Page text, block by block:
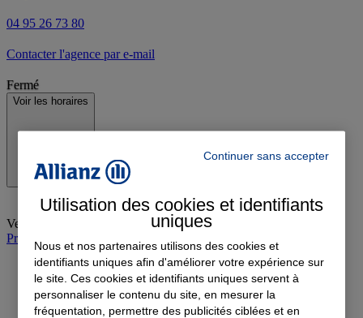
04 95 26 73 80
Contacter l'agence par e-mail
Fermé
Voir les horaires
Vendredi
09:00-12:00, 14:00-19:00
Prendre rendez-vous à l'agence
Continuer sans accepter
Utilisation des cookies et identifiants
uniques
Nous et nos partenaires utilisons des cookies et
identifiants uniques afin d'améliorer votre expérience sur
le site. Ces cookies et identifiants uniques servent à
personnaliser le contenu du site, en mesurer la
fréquentation, permettre des publicités ciblées et en